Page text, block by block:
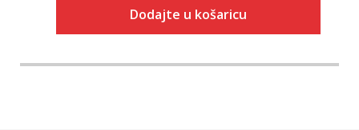
Dodajte u košaricu